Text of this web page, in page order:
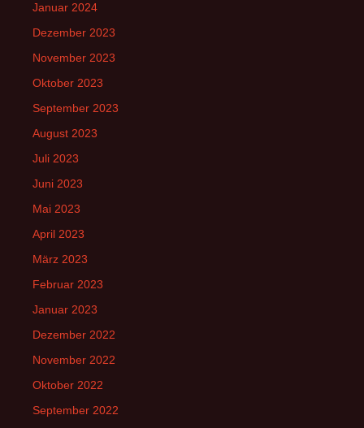
Januar 2024
Dezember 2023
November 2023
Oktober 2023
September 2023
August 2023
Juli 2023
Juni 2023
Mai 2023
April 2023
März 2023
Februar 2023
Januar 2023
Dezember 2022
November 2022
Oktober 2022
September 2022